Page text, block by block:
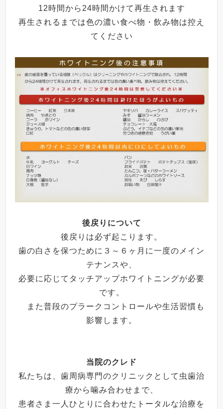
12時間から24時間かけて再生されます
再生されるまでは色の濃い食べ物・飲み物は控え
てください
後戻りについて
後戻りは必ず起こります。
歯の白さを保つために３～６ヶ月に一度のメイン
テナンスや、
必要に応じてタッチアップホワイトニングが必要
です。
また普段のプラークコントロールや生活習慣も
影響します。
当院のクレド
私たちは、歯周病専門のクリニックとして虫歯治
療から噛み合わせまで、
患者さま一人ひとりに合わせたトータルな治療を